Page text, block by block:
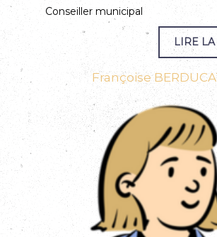
Conseiller municipal
Françoise